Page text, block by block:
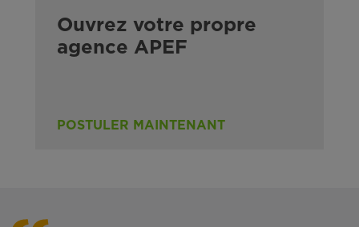
Ouvrez votre propre
agence APEF
POSTULER MAINTENANT